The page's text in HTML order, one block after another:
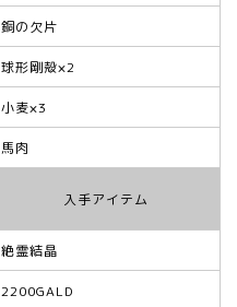
銅の欠片
球形剛殻×2
小麦×3
馬肉
入手アイテム
絶霊結晶
2200GALD